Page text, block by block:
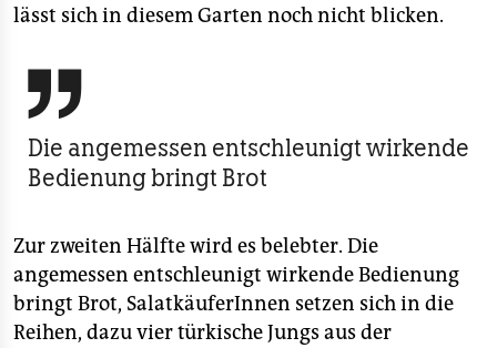
lässt sich in diesem Garten noch nicht blicken.

Die angemessen entschleunigt wirkende
Bedienung bringt Brot
Zur zweiten Hälfte wird es belebter. Die
angemessen entschleunigt wirkende Bedienung
bringt Brot, SalatkäuferInnen setzen sich in die
Reihen, dazu vier türkische Jungs aus der